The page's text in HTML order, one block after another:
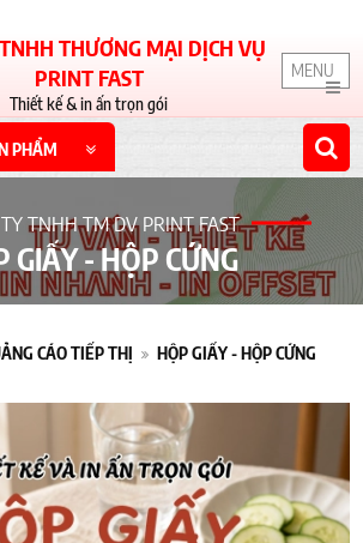
THƯƠNG MẠI DỊCH VỤ
PRINT FAST
Thiết kế & in ấn trọn gói
MENU
PHẨM
TNHH TM DV PRINT FAST
GIẤY - HỘP CỨNG
CÁO TIẾP THỊ HỘP GIẤY - HỘP CỨNG